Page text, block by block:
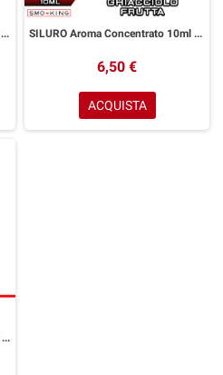
TWIST Aroma Concentrato 10ml JUSTY FLAVOR Biscotto Caramello Cioccolato SILURO Aroma Concentrato 10ml JUSTY FLAVOR Ghiacciolo Frutta
6,50 €
ACQUISTA
PASTRY Aroma Concentrato 10ml JUSTY FLAVOR Pasta Sfoglia Crema